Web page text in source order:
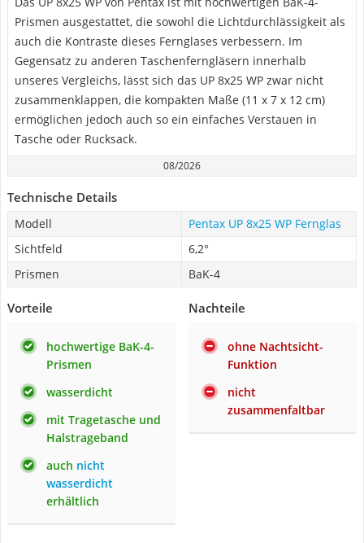
Prismen ausgestattet, die sowohl die Lichtdurchlässigkeit als
auch die Kontraste dieses Fernglases verbessern. Im
Gegensatz zu anderen Taschenferngläsern innerhalb
unseres Vergleichs, lässt sich das UP 8x25 WP zwar nicht
zusammenklappen, die kompakten Maße (11 x 7 x 12 cm)
ermöglichen jedoch auch so ein einfaches Verstauen in
Tasche oder Rucksack.
08/2026
Technische Details
Modell
Pentax UP 8x25 WP Fernglas
Sichtfeld
6,2°
Prismen
BaK-4
Vorteile
hochwertige BaK-4-
Prismen
wasserdicht
mit Tragetasche und
Halstrageband
auch nicht
wasserdicht
erhältlich
Nachteile
ohne Nachtsicht-
Funktion
nicht
zusammenfaltbar